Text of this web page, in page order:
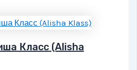
Класс (Alisha